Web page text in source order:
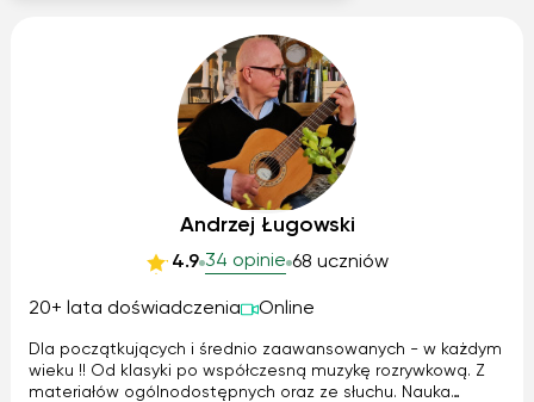
Andrzej Ługowski
4.9 34 opinie 68 uczniów
20+ lata doświadczenia Online
Dla początkujących i średnio zaawansowanych - w każdym
wieku !! Od klasyki po współczesną muzykę rozrywkową. Z
materiałów ogólnodostępnych oraz ze słuchu. Nauka